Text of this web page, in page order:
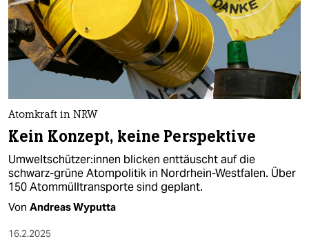
kultur
sport
berlin
nord
wahrheit
verlag
verlag
veranstaltungen
Atomkraft in NRW
Kein Konzept, keine Perspektive
Um­welt­schüt­ze­r:in­nen blicken enttäuscht auf die
schwarz-grüne Atompolitik in Nordrhein-Westfalen. Über
150 Atommülltransporte sind geplant.
Von Andreas Wyputta
16.2.2025